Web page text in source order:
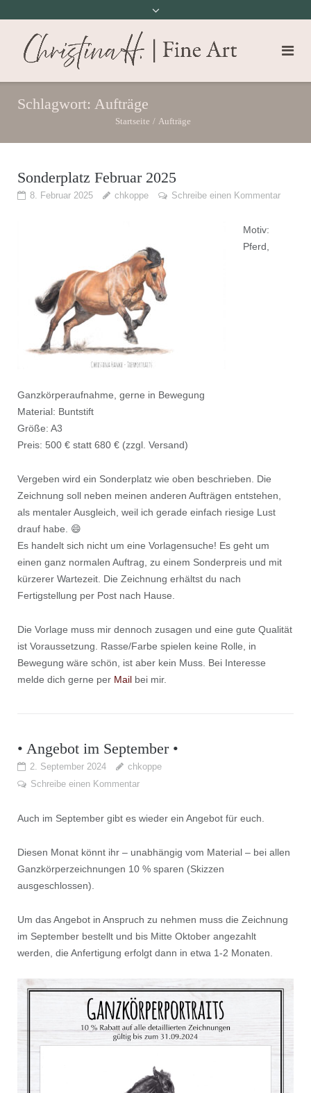
Schlagwort: Aufträge
Startseite / Aufträge
Sonderplatz Februar 2025
8. Februar 2025 chkoppe Schreibe einen Kommentar
Motiv:
Pferd,
Ganzkörperaufnahme, gerne in Bewegung
Material: Buntstift
Größe: A3
Preis: 500 € statt 680 € (zzgl. Versand)
Vergeben wird ein Sonderplatz wie oben beschrieben. Die
Zeichnung soll neben meinen anderen Aufträgen entstehen,
als mentaler Ausgleich, weil ich gerade einfach riesige Lust
drauf habe. 😄
Es handelt sich nicht um eine Vorlagensuche! Es geht um
einen ganz normalen Auftrag, zu einem Sonderpreis und mit
kürzerer Wartezeit. Die Zeichnung erhältst du nach
Fertigstellung per Post nach Hause.
Die Vorlage muss mir dennoch zusagen und eine gute Qualität
ist Voraussetzung. Rasse/Farbe spielen keine Rolle, in
Bewegung wäre schön, ist aber kein Muss. Bei Interesse
melde dich gerne per Mailbei mir.
• Angebot im September •
2. September 2024
chkoppe
Schreibe einen Kommentar
Auch im September gibt es wieder ein Angebot für euch.
Diesen Monat könnt ihr – unabhängig vom Material – bei allen
Ganzkörperzeichnungen 10 % sparen (Skizzen
ausgeschlossen).
Um das Angebot in Anspruch zu nehmen muss die Zeichnung
im September bestellt und bis Mitte Oktober angezahlt
werden, die Anfertigung erfolgt dann in etwa 1-2 Monaten.